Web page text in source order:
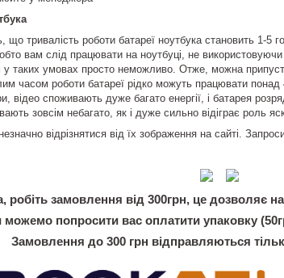
що тривалість роботи батареї ноутбука становить
вам слід працювати на ноутбуці, не
у таких умовах просто неможливо. Отже, можна
часом роботи батареї рідко можуть працювати
відео споживають дуже багато енергії, і батарея
зовсім небагато, як і дуже сильно відіграє роль
відрізнятися від їх зображення на сайті.
робіть замовлення від 300грн, це дозволяє
попросити вас оплатити упаковку
Замовлення до 300 грн відправляються